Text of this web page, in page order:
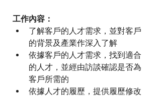
工作內容：
了解客戶的人才需求，並對客戶
的背景及產業作深入了解
依據客戶的人才需求，找到適合
的人才，並經由訪談確認是否為
客戶所需的
依據人才的履歷，提供履歷修改